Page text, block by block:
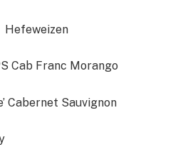
Cab Franc Morango
Cabernet Sauvignon